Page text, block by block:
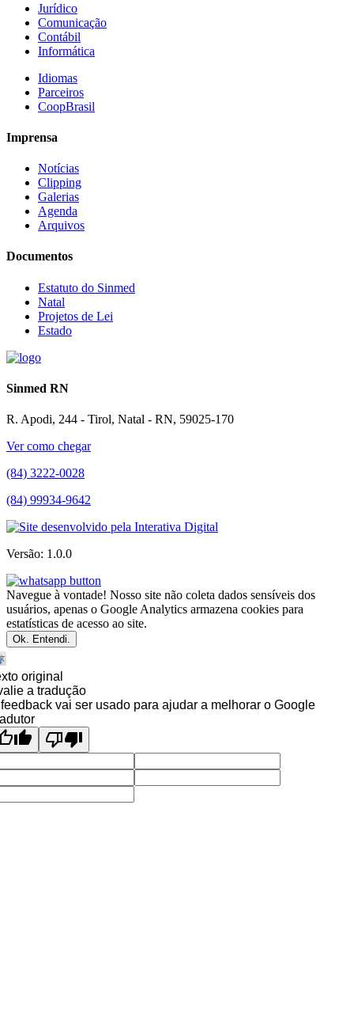
Jurídico
Comunicação
Contábil
Informática
Idiomas
Parceiros
CoopBrasil
Imprensa
Notícias
Clipping
Galerias
Agenda
Arquivos
Documentos
Estatuto do Sinmed
Natal
Projetos de Lei
Estado
Sinmed RN
R. Apodi, 244 - Tirol, Natal - RN, 59025-170
Ver como chegar
(84) 3222-0028
(84) 99934-9642
Versão: 1.0.0
Navegue à vontade! Nosso site não coleta dados sensíveis dos
usuários, apenas o Google Analytics armazena cookies para
estatísticas de acesso ao site.
Ok. Entendi.
original
a tradução
vai ser usado para ajudar a melhorar o Google